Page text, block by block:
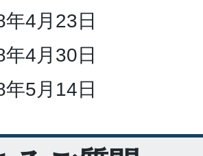
4月23日
4月30日
5月14日